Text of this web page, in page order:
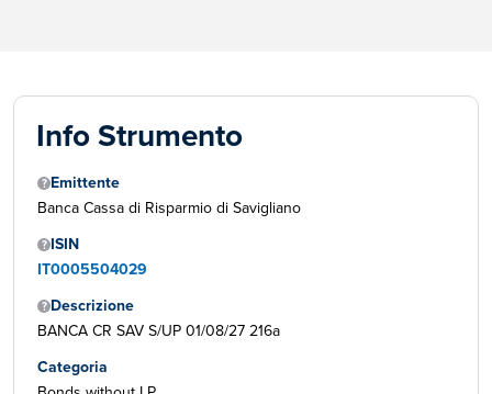
Info Strumento
Emittente
Banca Cassa di Risparmio di Savigliano
ISIN
IT0005504029
Descrizione
BANCA CR SAV S/UP 01/08/27 216a
Categoria